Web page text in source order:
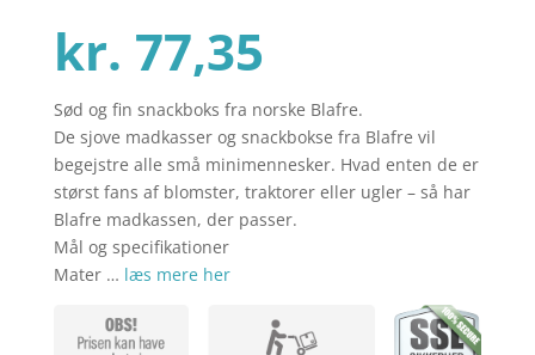
pris
kr.
kr. 77,35
aktuelle
pris
er:
Sød og fin snackboks fra norske Blafre.
De sjove madkasser og snackbokse fra Blafre vil
begejstre alle små minimennesker. Hvad enten de er
størst fans af blomster, traktorer eller ugler – så har
Blafre madkassen, der passer.
Mål og specifikationer
Mater … læs mere her